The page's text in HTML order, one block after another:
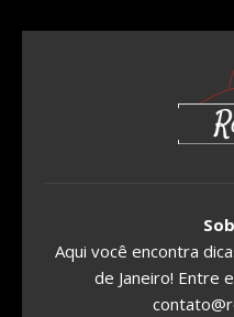
Aqui você encontra
de Janeiro! Entre